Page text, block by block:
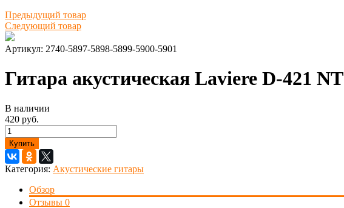
Предыдущий товар
Следующий товар
Артикул: 2740-5897-5898-5899-5900-5901
Гитара акустическая Laviere D-421 NT
В наличии
420 руб.
Купить
Категория: Акустические гитары
Обзор
Отзывы 0